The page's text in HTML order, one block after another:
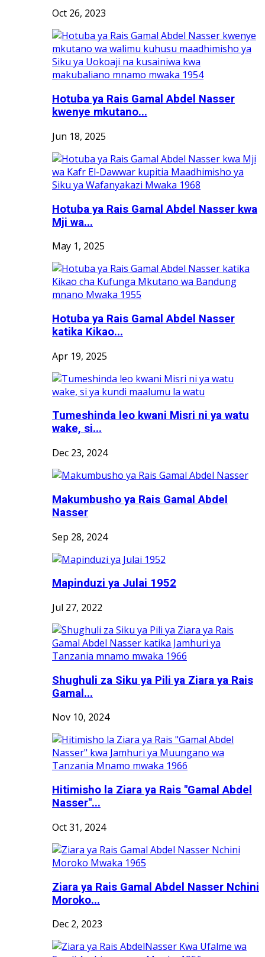
Oct 26, 2023
Hotuba ya Rais Gamal Abdel Nasser
kwenye mkutano...
Jun 18, 2025
Hotuba ya Rais Gamal Abdel Nasser kwa
Mji wa...
May 1, 2025
Hotuba ya Rais Gamal Abdel Nasser
katika Kikao...
Apr 19, 2025
Tumeshinda leo kwani Misri ni ya watu
wake, si...
Dec 23, 2024
Makumbusho ya Rais Gamal Abdel
Nasser
Sep 28, 2024
Mapinduzi ya Julai 1952
Jul 27, 2022
Shughuli za Siku ya Pili ya Ziara ya Rais
Gamal...
Nov 10, 2024
Hitimisho la Ziara ya Rais "Gamal Abdel
Nasser"...
Oct 31, 2024
Ziara ya Rais Gamal Abdel Nasser Nchini
Moroko...
Dec 2, 2023